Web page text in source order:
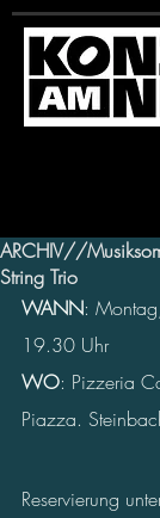
ARCHIV//
String Trio
WANN:
19.30 Uhr
WO: Pizzeria
Piazza.
Reservierung